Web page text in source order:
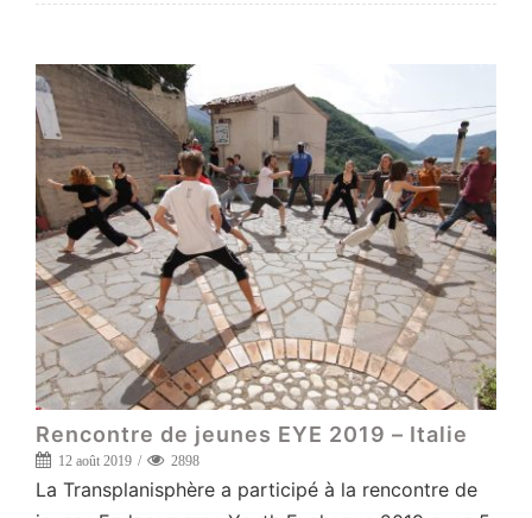
Rencontre de jeunes EYE 2019 – Italie
12 août 2019 2898
La Transplanisphère a participé à la rencontre de